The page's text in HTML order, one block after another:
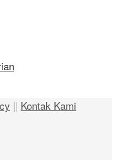
|| Kontak Kami